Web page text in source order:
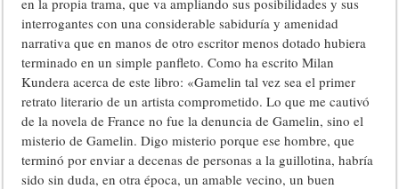
en la propia trama, que va ampliando sus posibilidades y sus
interrogantes con una considerable sabiduría y amenidad
narrativa que en manos de otro escritor menos dotado hubiera
terminado en un simple panfleto. Como ha escrito Milan
Kundera acerca de este libro: «Gamelin tal vez sea el primer
retrato literario de un artista comprometido. Lo que me cautivó
de la novela de France no fue la denuncia de Gamelin, sino el
misterio de Gamelin. Digo misterio porque ese hombre, que
terminó por enviar a decenas de personas a la guillotina, habría
sido sin duda, en otra época, un amable vecino, un buen